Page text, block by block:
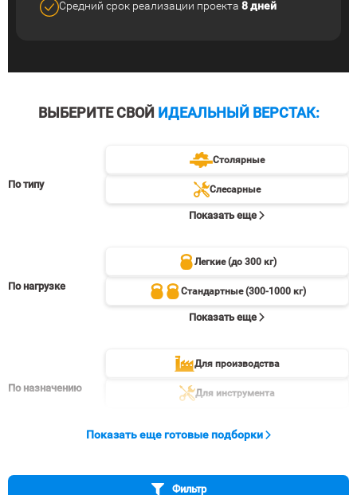
Средний срок реализации проекта 8 дней
ВЫБЕРИТЕ СВОЙ ИДЕАЛЬНЫЙ ВЕРСТАК:
По типу
Столярные
Слесарные
Показать еще
По нагрузке
Легкие (до 300 кг)
Стандартные (300-1000 кг)
Показать еще
По назначению
Для производства
Для инструмента
Показать еще готовые подборки
Фильтр